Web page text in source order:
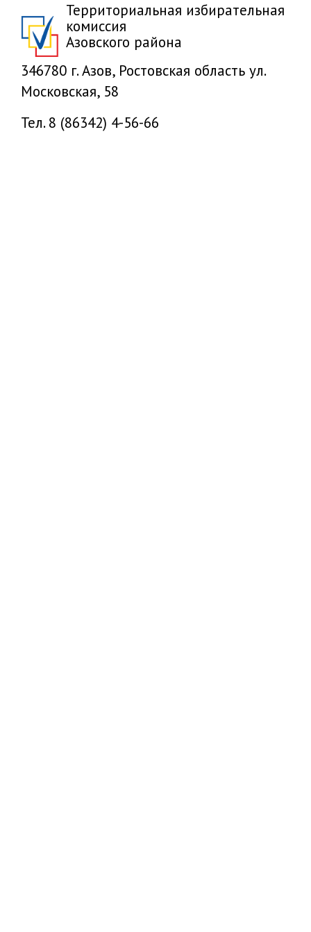
Территориальная избирательная
комиссия
Азовского района
346780 г. Азов, Ростовская область ул.
Московская, 58
Тел. 8 (86342) 4-56-66